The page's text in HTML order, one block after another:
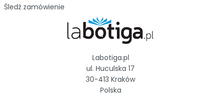
Śledź zamówienie
Labotiga.pl
ul. Huculska 17
30-413 Kraków
Polska